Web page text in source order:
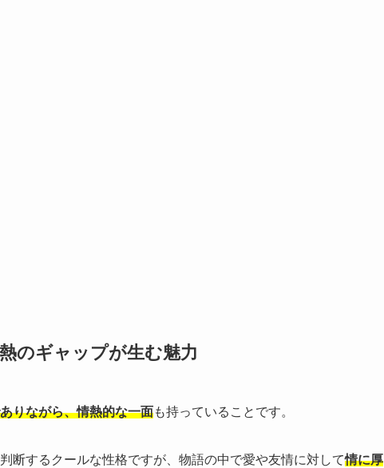
のギャップが生む魅力
りながら、情熱的な一面も持っていることです。
断するクールな性格ですが、物語の中で愛や友情に対して情に厚